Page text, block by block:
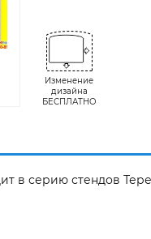
Изменение
дизайна
БЕСПЛАТНО
в серию стендов